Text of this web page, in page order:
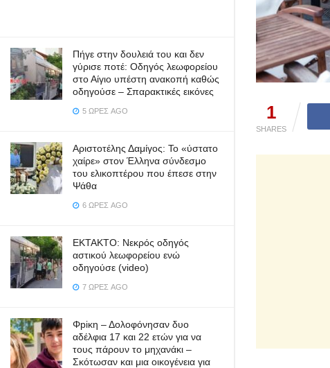
Πήγε στην δουλειά του και δεν
γύρισε ποτέ: Οδηγός λεωφορείου
στο Αίγιο υπέστη ανακοπή καθώς
οδηγούσε – Σπαρακτικές εικόνες
5 ΏΡΕΣ AGO
Αριστοτέλης Δαμίγος: Το «ύστατο
χαίρε» στον Έλληνα σύνδεσμο
του ελικοπτέρου που έπεσε στην
Ψάθα
6 ΏΡΕΣ AGO
ΕΚΤΑΚΤΟ: Νεκρός οδηγός
αστικού λεωφορείου ενώ
οδηγούσε (video)
7 ΏΡΕΣ AGO
Φpiκη – Δολοφόνησαν δυο
αδέλφια 17 και 22 ετών για να
τους πάρουν το μηχανάκι –
Σκότωσαν και μια οικογένεια για
1
SHARES